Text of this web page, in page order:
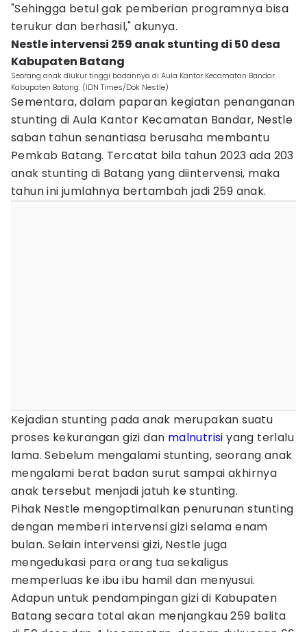
"Sehingga betul gak pemberian programnya bisa
terukur dan berhasil," akunya.
Nestle intervensi 259 anak stunting di 50 desa
Kabupaten Batang
Seorang anak diukur tinggi badannya di Aula Kantor Kecamatan Bandar
Kabupaten Batang. (IDN Times/Dok Nestle)
Sementara, dalam paparan kegiatan penanganan
stunting di Aula Kantor Kecamatan Bandar, Nestle
saban tahun senantiasa berusaha membantu
Pemkab Batang. Tercatat bila tahun 2023 ada 203
anak stunting di Batang yang diintervensi, maka
tahun ini jumlahnya bertambah jadi 259 anak.
Kejadian stunting pada anak merupakan suatu
proses kekurangan gizi dan malnutrisi yang terlalu
lama. Sebelum mengalami stunting, seorang anak
mengalami berat badan surut sampai akhirnya
anak tersebut menjadi jatuh ke stunting.
Pihak Nestle mengoptimalkan penurunan stunting
dengan memberi intervensi gizi selama enam
bulan. Selain intervensi gizi, Nestle juga
mengedukasi para orang tua sekaligus
memperluas ke ibu ibu hamil dan menyusui.
Adapun untuk pendampingan gizi di Kabupaten
Batang secara total akan menjangkau 259 balita